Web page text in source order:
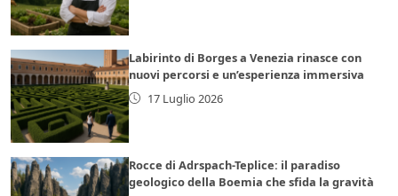
Labirinto di Borges a Venezia rinasce con
nuovi percorsi e un’esperienza immersiva
17 Luglio 2026
Rocce di Adrspach-Teplice: il paradiso
geologico della Boemia che sfida la gravità